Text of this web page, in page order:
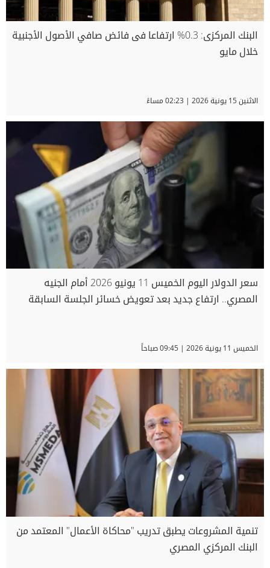
البنك المركزى: 0.3% ارتفاعا فى فائض صافي الأصول الأجنبية
خلال مايو
الاثنين 15 يونية 2026 | 02:23 مساءً
سعر الدولار اليوم الخميس 11 يونيو 2026 أمام الجنيه
المصري.. ارتفاع جديد بعد تعويض خسائر الجلسة السابقة
الخميس 11 يونية 2026 | 09:45 صباحاً
تنمية المشروعات يطبق تدريب "محاكاة الأعمال" المعتمد من
البنك المركزي المصري